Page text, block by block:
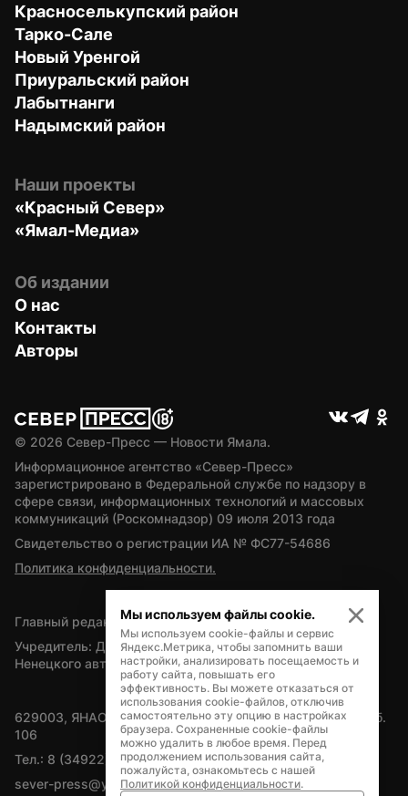
Красноселькупский район
Тарко-Сале
Новый Уренгой
Приуральский район
Лабытнанги
Надымский район
Наши проекты
«Красный Север»
«Ямал-Медиа»
Об издании
О нас
Контакты
Авторы
© 2026 Север-Пресс — Новости Ямала.
Информационное агентство «Север-Пресс»
зарегистрировано в Федеральной службе по надзору в
сфере связи, информационных технологий и массовых
коммуникаций (Роскомнадзор) 09 июля 2013 года
Свидетельство о регистрации ИА № ФС77-54686
Политика конфиденциальности.
Главный редактор — А.Л. Поздеев
Учредитель: Департамент внутренней политики Ямало-
Ненецкого автономного округа
629003, ЯНАО, Салехард, мкр. Богдана Кнунянца, д.1, каб.
106
Тел.: 8 (34922) 71262
sever-press@yamal-media.ru
Мы используем файлы cookie.
Мы используем cookie-файлы и сервис
Яндекс.Метрика, чтобы запомнить ваши
настройки, анализировать посещаемость и
работу сайта, повышать его
эффективность. Вы можете отказаться от
использования cookie-файлов, отключив
самостоятельно эту опцию в настройках
браузера. Сохраненные cookie-файлы
можно удалить в любое время. Перед
продолжением использования сайта,
пожалуйста, ознакомьтесь с нашей
Политикой конфиденциальности.